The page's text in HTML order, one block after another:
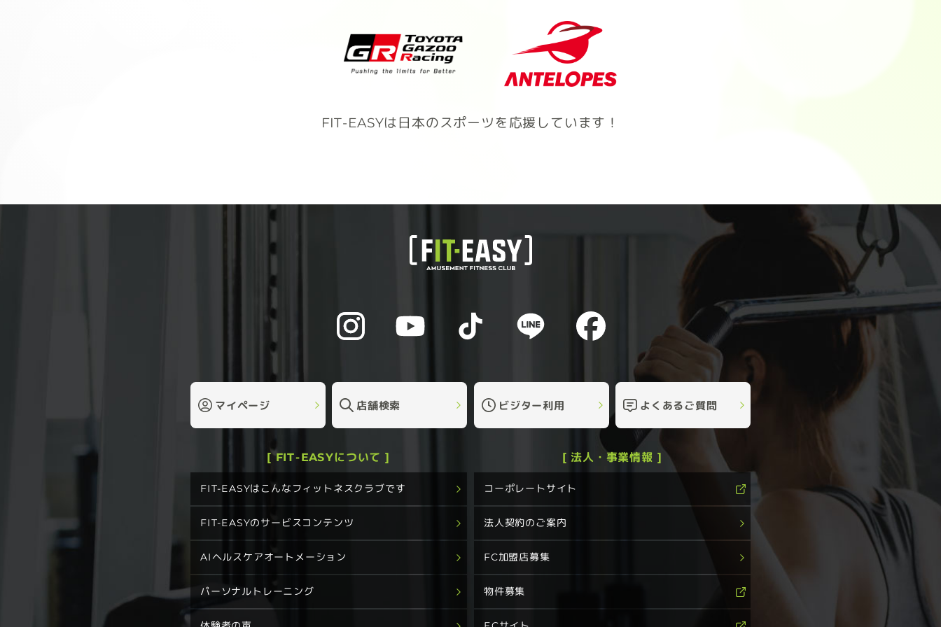
FIT-EASYは日本のスポーツを応援しています！
マイページ 店舗検索 ビジター利用 よくあるご質問
[ FIT-EASYについて ]
FIT-EASYはこんなフィットネスクラブです
FIT-EASYのサービスコンテンツ
AIヘルスケアオートメーション
パーソナルトレーニング
[ 法人・事業情報 ]
コーポレートサイト
法人契約のご案内
FC加盟店募集
物件募集